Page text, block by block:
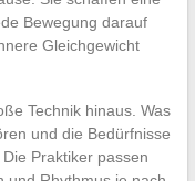
Bewegung darauf
Gleichgewicht
Technik hinaus. Was
und die Bedürfnisse
Praktiker passen